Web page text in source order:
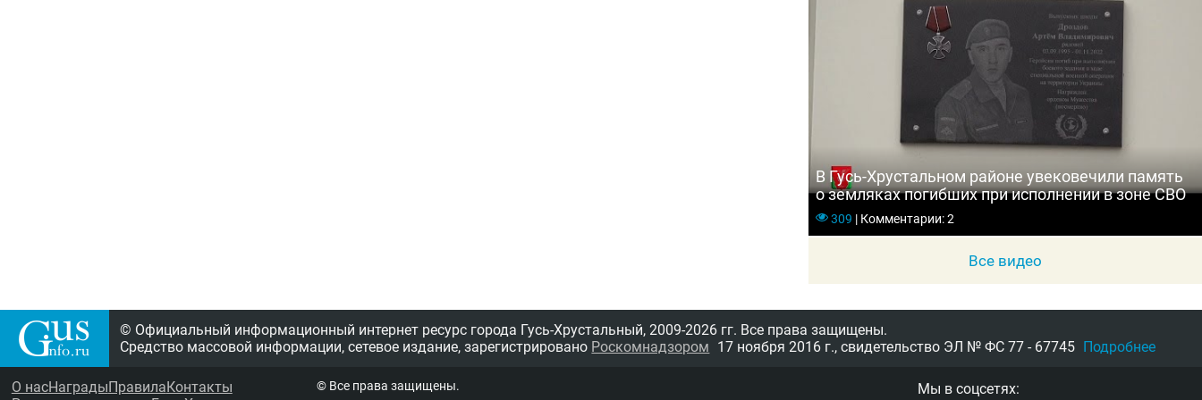
В Гусь-Хрустальном районе увековечили память
о земляках погибших при исполнении в зоне СВО
309 |Комментарии: 2
Все видео
© Официальный информационный интернет ресурс города Гусь-Хрустальный, 2009-2026 гг. Все права защищены.
Средство массовой информации, сетевое издание, зарегистрировано Роскомнадзором 17 ноября 2016 г., свидетельство ЭЛ № ФС 77 - 67745 Подробнее
Мы в соцсетях:
О насНаградыПравилаКонтакты
© Все права защищены.